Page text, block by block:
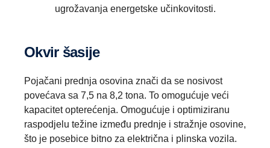
ugrožavanja energetske učinkovitosti.
Okvir šasije
Pojačani prednja osovina znači da se nosivost
povećava sa 7,5 na 8,2 tona. To omogućuje veći
kapacitet opterećenja. Omogućuje i optimiziranu
raspodjelu težine između prednje i stražnje osovine,
što je posebice bitno za električna i plinska vozila.